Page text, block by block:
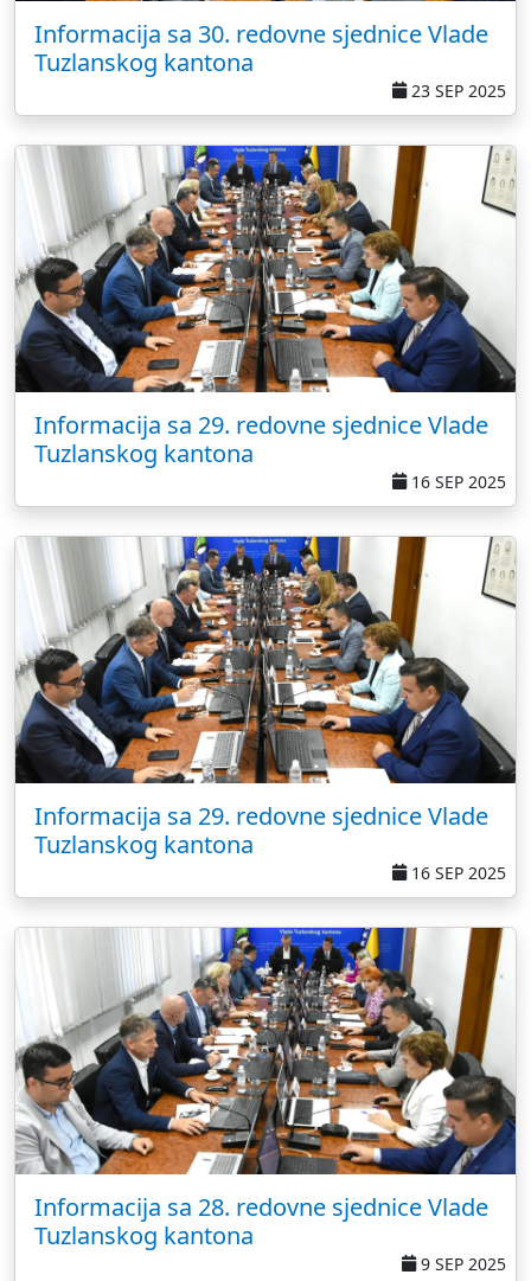
Informacija sa 30. redovne sjednice Vlade
Tuzlanskog kantona
23 SEP 2025
Informacija sa 29. redovne sjednice Vlade
Tuzlanskog kantona
16 SEP 2025
Informacija sa 29. redovne sjednice Vlade
Tuzlanskog kantona
16 SEP 2025
Informacija sa 28. redovne sjednice Vlade
Tuzlanskog kantona
9 SEP 2025